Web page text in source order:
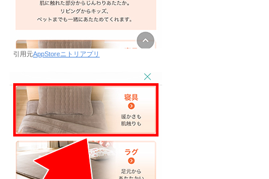
引用元AppStoreニトリアプリ